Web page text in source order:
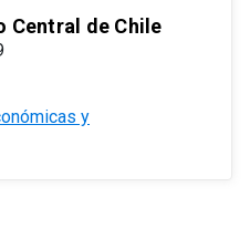
Central de Chile
y